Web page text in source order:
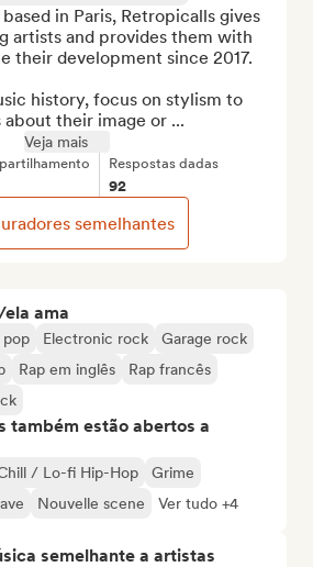
ama
pop Electronic rock
Garage rock
Rap em inglês
Rap francês
também estão abertos a
/ Lo-fi Hip-Hop
Grime
Nouvelle scene Ver tudo +4
semelhante a artistas
in Paris, Retropicalls gives
artists and provides them with
their development since 2017.
history, focus on stylism to
their image or ...
Veja mais
Respostas dadas
92
semelhantes